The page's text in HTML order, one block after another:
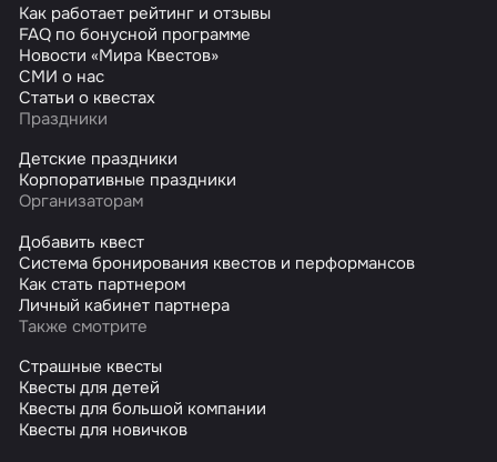
Как работает рейтинг и отзывы
FAQ по бонусной программе
Новости «Мира Квестов»
СМИ о нас
Статьи о квестах
Праздники
Детские праздники
Корпоративные праздники
Организаторам
Добавить квест
Система бронирования квестов и перформансов
Как стать партнером
Личный кабинет партнера
Также смотрите
Страшные квесты
Квесты для детей
Квесты для большой компании
Квесты для новичков